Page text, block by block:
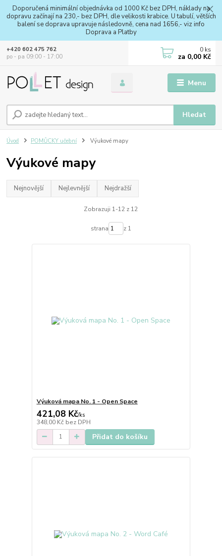
Doporučená minimální objednávka od 1000 Kč bez DPH, náklady na
dopravu začínají na 230,- bez DPH, dle velikosti krabice. U tabulí, větších
balení se doprava upravuje následovně, cena nad 1656,- viz info
Doprava a Platby
Menu
Hledat
+420 602 475 762
po - pa 09:00 - 17:00
0 ks
za 0,00 Kč
Úvod POMŮCKY učební Výukové mapy
Výukové mapy
Nejnovější Nejlevnější Nejdražší
Zobrazuji 1-12 z 12
strana z 1
Výuková mapa No. 1 - Open Space
421,08 Kč/ks
348,00 Kč bez DPH
Přidat do košíku